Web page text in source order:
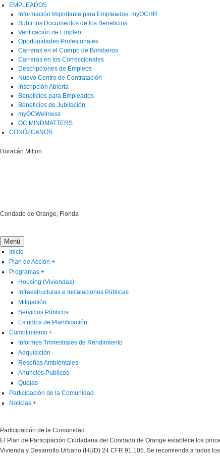
EMPLEADOS
Información Importante para Empleados: myOCHR
Subir los Documentos de los Beneficios
Verificación de Empleo
Oportunidades Profesionales
Carreras en el Cuerpo de Bomberos
Carreras en los Correccionales
Descripciones de Empleos
Nuevo Centro de Contratación
Inscripción Abierta
Beneficios para Empleados
Beneficios de Jubilación
myOCWellness
OC MINDMATTERS
CONÓZCANOS
Huracán Milton
Condado de Orange, Florida
Menú
Inicio
Plan de Acción +
Programas +
Housing (Viviendas)
Infraestructuras e Instalaciones Públicas
Mitigación
Servicios Públicos
Estudios de Planificación
Cumplimiento +
Informes Trimestrales de Rendimiento
Adquisición
Reseñas Ambientales
Anuncios Públicos
Quejas
Participación de la Comunidad
Noticias +
Participación de la Comunidad
El Plan de Participación Ciudadana del Condado de Orange establece los
Vivienda y Desarrollo Urbano (HUD) 24 CFR 91.105. Se recomienda a todos